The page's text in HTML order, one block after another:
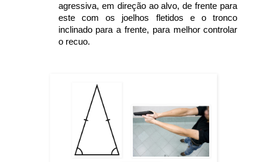
agressiva, em direção ao alvo, de frente para
este com os joelhos fletidos e o tronco
inclinado para a frente, para melhor controlar
o recuo.